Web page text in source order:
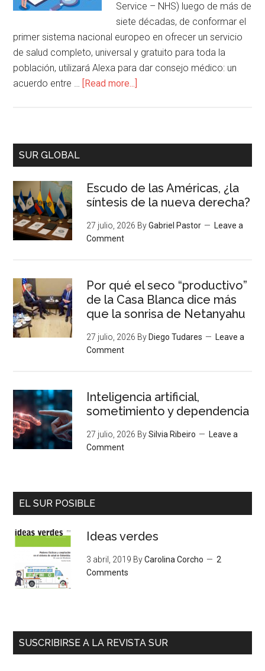
Service – NHS) luego de más de
siete décadas, de conformar el
primer sistema nacional europeo en ofrecer un servicio
de salud completo, universal y gratuito para toda la
población, utilizará Alexa para dar consejo médico: un
acuerdo entre … [Read more...]
SUR GLOBAL
Escudo de las Américas, ¿la
síntesis de la nueva derecha?
27 julio, 2026 ByGabriel Pastor
Leave a
Comment
Por qué el seco “productivo”
de la Casa Blanca dice más
que la sonrisa de Netanyahu
27 julio, 2026 By Diego Tudares
Leave a
Comment
Inteligencia artificial,
sometimiento y dependencia
27 julio, 2026 BySilvia Ribeiro
Leave a
Comment
EL SUR POSIBLE
Ideas verdes
3 abril, 2019 ByCarolina Corcho
2
Comments
SUSCRIBIRSE A LA REVISTA SUR